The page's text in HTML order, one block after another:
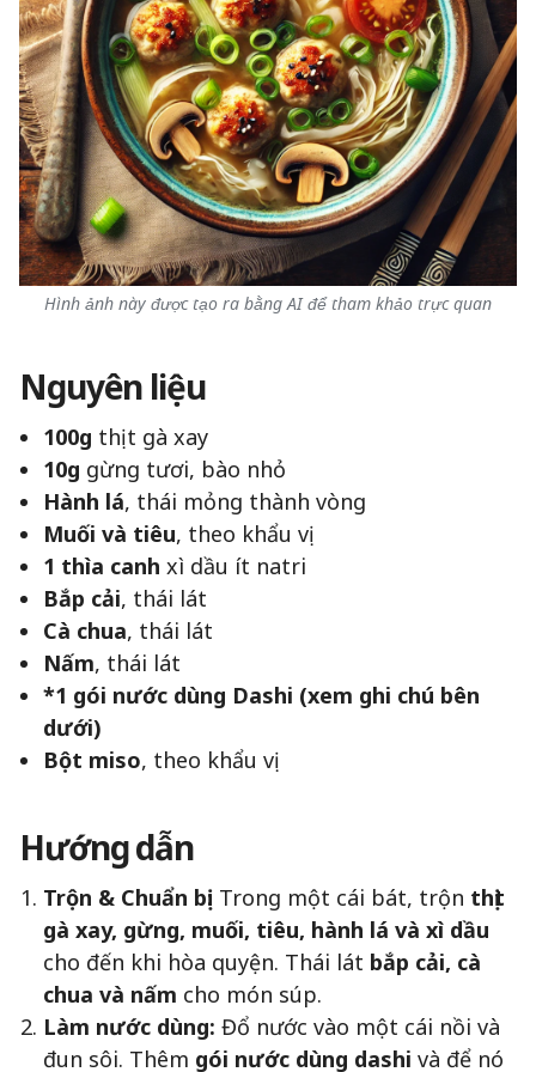
Hình ảnh này được tạo ra bằng AI để tham khảo trực quan
Nguyên liệu
100g thịt gà xay
10g gừng tươi, bào nhỏ
Hành lá, thái mỏng thành vòng
Muối và tiêu, theo khẩu vị
1 thìa canh xì dầu ít natri
Bắp cải, thái lát
Cà chua, thái lát
Nấm, thái lát
*1 gói nước dùng Dashi (xem ghi chú bên
dưới)
Bột miso, theo khẩu vị
Hướng dẫn
Trộn & Chuẩn bị: Trong một cái bát, trộn thịt
gà xay, gừng, muối, tiêu, hành lá và xì dầu
cho đến khi hòa quyện. Thái lát bắp cải, cà
chua và nấm cho món súp.
Làm nước dùng: Đổ nước vào một cái nồi và
đun sôi. Thêm gói nước dùng dashi và để nó